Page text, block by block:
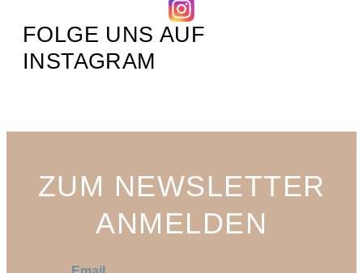
FOLGE UNS AUF
INSTAGRAM
ZUM NEWSLETTER
ANMELDEN